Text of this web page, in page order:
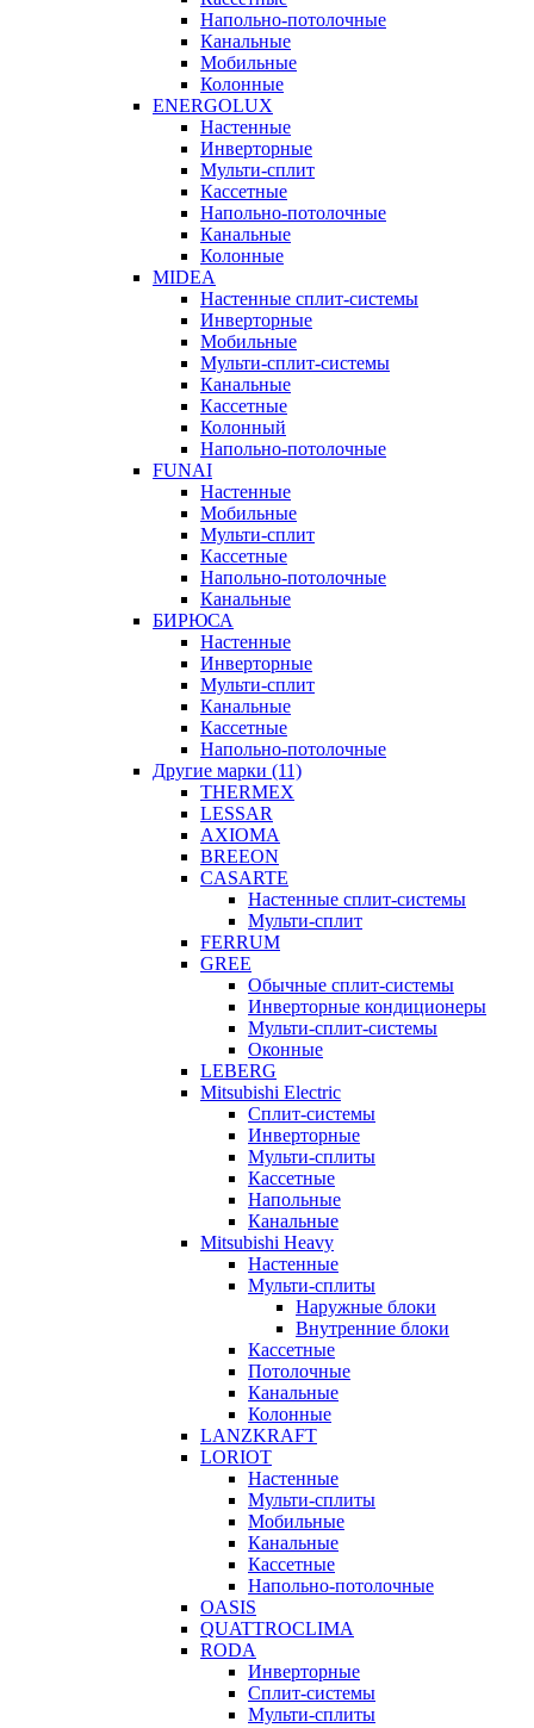
Напольно-потолочные
Канальные
Мобильные
Колонные
ENERGOLUX
Настенные
Инверторные
Мульти-сплит
Кассетные
Напольно-потолочные
Канальные
Колонные
MIDEA
Настенные сплит-системы
Инверторные
Мобильные
Мульти-сплит-системы
Канальные
Кассетные
Колонный
Напольно-потолочные
FUNAI
Настенные
Мобильные
Мульти-сплит
Кассетные
Напольно-потолочные
Канальные
БИРЮСА
Настенные
Инверторные
Мульти-сплит
Канальные
Кассетные
Напольно-потолочные
Другие марки (11)
THERMEX
LESSAR
AXIOMA
BREEON
CASARTE
Настенные сплит-системы
Мульти-сплит
FERRUM
GREE
Обычные сплит-системы
Инверторные кондиционеры
Мульти-сплит-системы
Оконные
LEBERG
Mitsubishi Electric
Cплит-системы
Инверторные
Мульти-сплиты
Кассетные
Напольные
Канальные
Mitsubishi Heavy
Настенные
Мульти-сплиты
Наружные блоки
Внутренние блоки
Кассетные
Потолочные
Канальные
Колонные
LANZKRAFT
LORIOT
Настенные
Мульти-сплиты
Мобильные
Канальные
Кассетные
Напольно-потолочные
OASIS
QUATTROCLIMA
RODA
Инверторные
Сплит-системы
Мульти-сплиты